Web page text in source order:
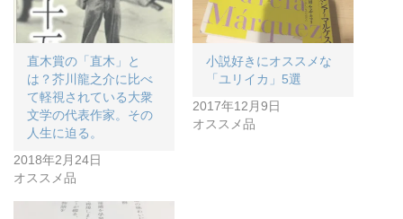
直木賞の「直木」と
は？芥川龍之介に比べ
て軽視されている大衆
文学の代表作家。その
人生に迫る。
2018年2月24日
オススメ品
小説好きにオススメな
「ユリイカ」5選
2017年12月9日
オススメ品